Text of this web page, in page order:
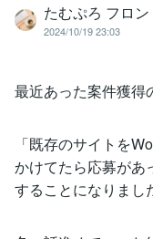
たむぷろ フロ
2024/10/19 23:03
最近あった案件獲得
「既存のサイトを
かけてたら応募があ
することになりまし